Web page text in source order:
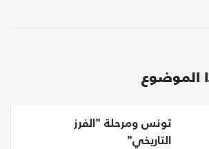
الموضوع
تونس ومرحلة "الفرز
التاريخي"